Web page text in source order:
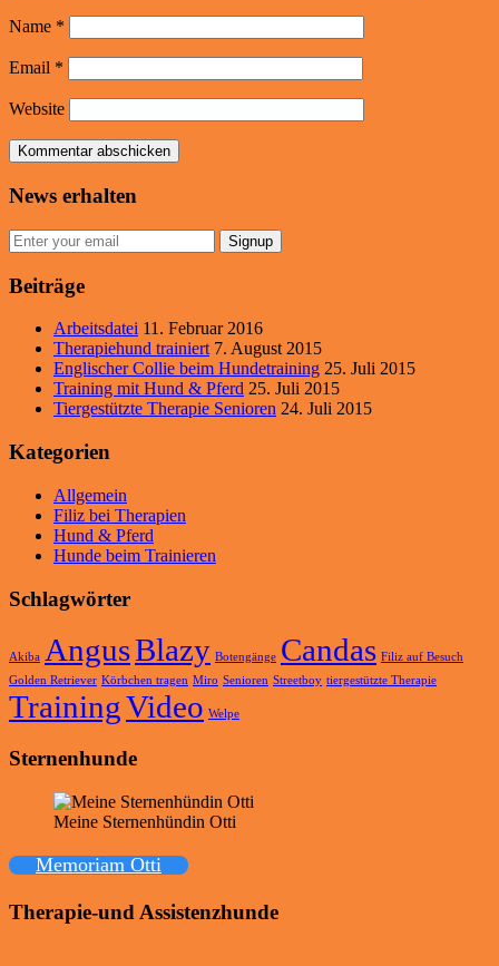
Name *
Email *
Website
News erhalten
Signup
Beiträge
Arbeitsdatei 11. Februar 2016
Therapiehund trainiert 7. August 2015
Englischer Collie beim Hundetraining 25. Juli 2015
Training mit Hund & Pferd 25. Juli 2015
Tiergestützte Therapie Senioren 24. Juli 2015
Kategorien
Allgemein
Filiz bei Therapien
Hund & Pferd
Hunde beim Trainieren
Schlagwörter
Akiba AngusBlazy Botengänge Candas Filiz auf Besuch
Golden Retriever Körbchen tragen Miro Senioren Streetboy tiergestützte Therapie
TrainingVideo Welpe
Sternenhunde
Meine Sternenhündin Otti
Memoriam Otti
Therapie-und Assistenzhunde